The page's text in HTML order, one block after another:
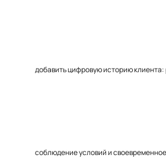
добавить цифровую историю
соблюдение условий и